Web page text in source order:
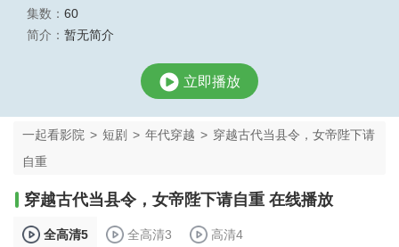
集数： 60
简介： 暂无简介
立即播放
一起看影院 > 短剧 > 年代穿越 > 穿越古代当县令，女帝陛下请
自重
穿越古代当县令，女帝陛下请自重 在线播放
全高清5 全高清3 高清4